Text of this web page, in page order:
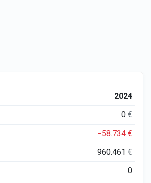
2024
0€
−58.734€
960.461€
0